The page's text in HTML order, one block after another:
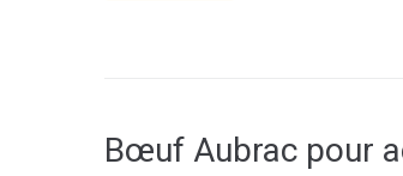
Bœuf Aubrac pour